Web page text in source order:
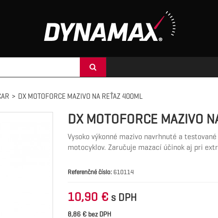
> DX MOTOFORCE MAZIVO NA REŤAZ 400ML
DX MOTOFORCE MAZIVO
Vysoko výkonné mazivo navrhnuté a
motocyklov. Zaručuje mazací účinok aj pri
Referenčné číslo: 610114
10,90 € s DPH
8,86 € bez DPH